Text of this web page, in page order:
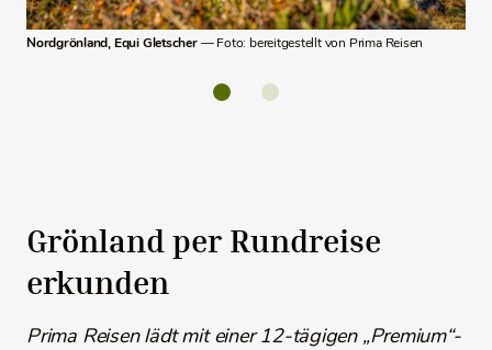
Nordgrönland, Equi Gletscher— Foto: bereitgestellt von Prima Reisen
Grönland per Rundreise
erkunden
Prima Reisen lädt mit einer 12-tägigen „Premium“-